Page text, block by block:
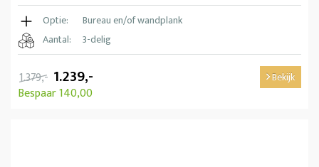
Optie:
Bureau en/of wandplank
Aantal:
3-delig
1.379,- 1.239,-
Bespaar 140,00
Bekijk